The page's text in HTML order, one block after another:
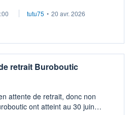
tutu75 • 20 avr. 2026
retrait Buroboutic
attente de retrait, donc non
ont atteint au 30 juin